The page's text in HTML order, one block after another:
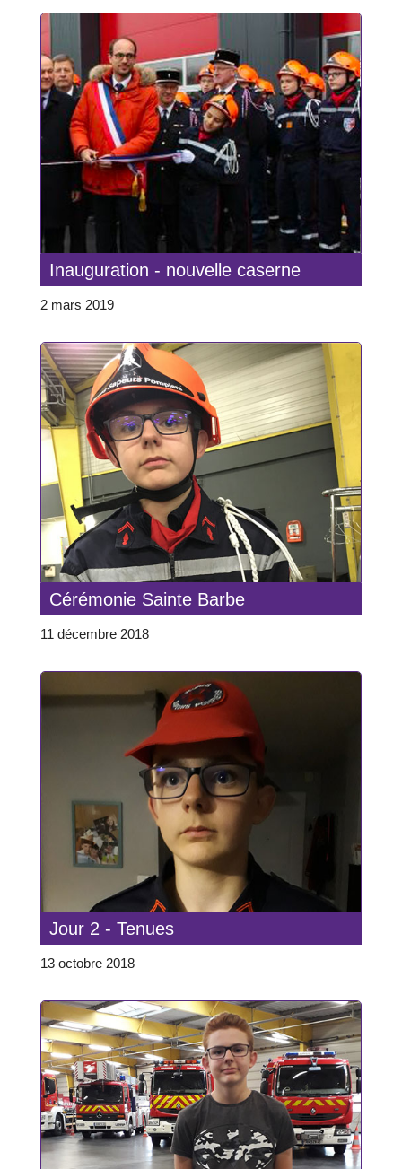
Inauguration - nouvelle caserne
2 mars 2019
Cérémonie Sainte Barbe
11 décembre 2018
Jour 2 - Tenues
13 octobre 2018